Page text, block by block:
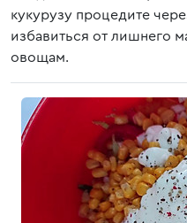
кукурузу процедите
избавиться от лишнего
овощам.